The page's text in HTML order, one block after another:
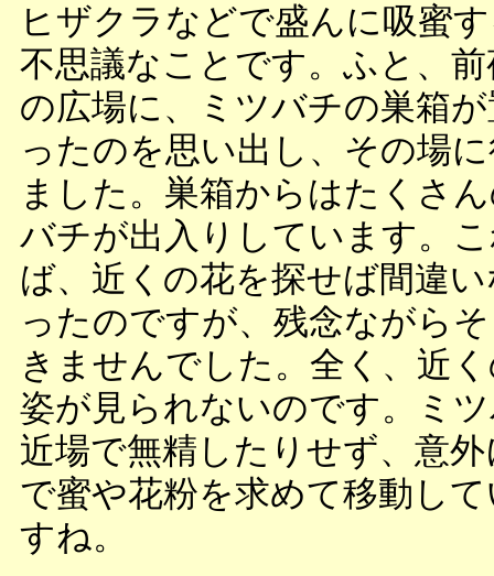
ヒザクラなどで盛んに吸蜜
不思議なことです。ふと、
の広場に、ミツバチの巣箱
ったのを思い出し、その場
ました。巣箱からはたくさ
バチが出入りしています。
ば、近くの花を探せば間違
ったのですが、残念ながら
きませんでした。全く、近
姿が見られないのです。ミ
近場で無精したりせず、意
で蜜や花粉を求めて移動し
すね。